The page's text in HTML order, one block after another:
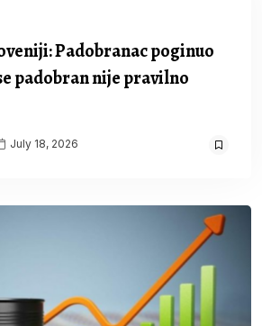
Padobranac poginuo
padobran nije pravilno
July 18, 2026